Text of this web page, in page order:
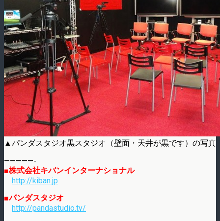
▲パンダスタジオ黒スタジオ（壁面・天井が黒です）の写真
—————-
■株式会社キバンインターナショナル
http://kiban.jp
■パンダスタジオ
http://pandastudio.tv/